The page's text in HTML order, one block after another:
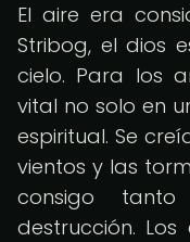
El aire era
Stribog, el dios
cielo. Para los
vital no solo en
espiritual. Se
vientos y las
consigo
destrucción.